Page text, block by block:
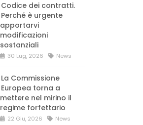
Codice dei contratti.
Perché è urgente
apportarvi
modificazioni
sostanziali
30 Lug, 2026 News
La Commissione
Europea torna a
mettere nel mirino il
regime forfettario
22 Giu, 2026 News